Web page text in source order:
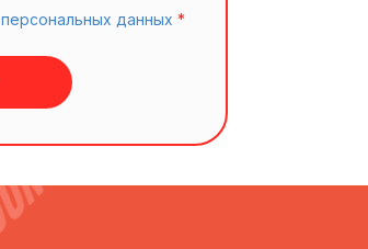
персональных данных *